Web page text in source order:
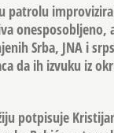
patrolu
Srba, JNA i
da ih izvuku iz
potpisuje